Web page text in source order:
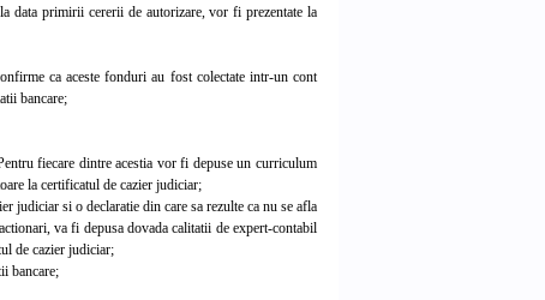
data primirii cererii de autorizare, vor fi prezentate la
ca aceste fonduri au fost colectate intr-un cont
bancare;
fiecare dintre acestia vor fi depuse un curriculum
la certificatul de cazier judiciar;
judiciar si o declaratie din care sa rezulte ca nu se afla
va fi depusa dovada calitatii de expert-contabil
de cazier judiciar;
bancare;